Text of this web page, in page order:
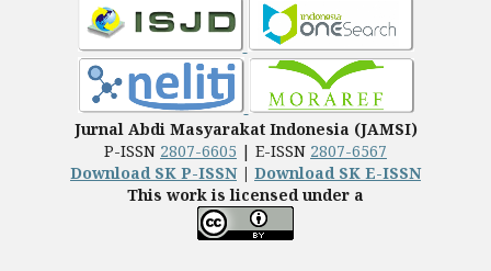
Jurnal Abdi Masyarakat Indonesia (JAMSI)
P-ISSN 2807-6605 | E-ISSN 2807-6567
Download SK P-ISSN| Download SK E-ISSN
This work is licensed under a